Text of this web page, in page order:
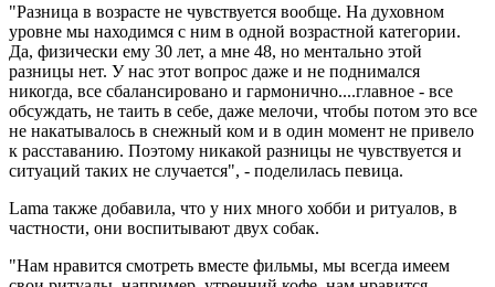
"Разница в возрасте не чувствуется вообще. На духовном
уровне мы находимся с ним в одной возрастной категории.
Да, физически ему 30 лет, а мне 48, но ментально этой
разницы нет. У нас этот вопрос даже и не поднимался
никогда, все сбалансировано и гармонично....главное - все
обсуждать, не таить в себе, даже мелочи, чтобы потом это все
не накатывалось в снежный ком и в один момент не привело
к расставанию. Поэтому никакой разницы не чувствуется и
ситуаций таких не случается", - поделилась певица.
Lama также добавила, что у них много хобби и ритуалов, в
частности, они воспитывают двух собак.
"Нам нравится смотреть вместе фильмы, мы всегда имеем